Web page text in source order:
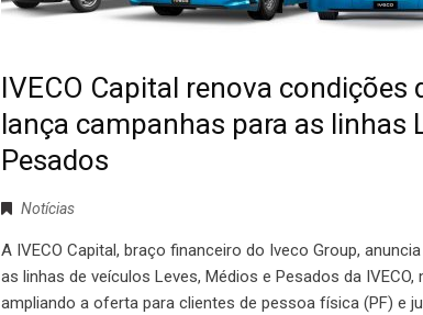
IVECO Capital renova condições
lança campanhas para as linhas
Pesados
Notícias
A IVECO Capital, braço financeiro do Iveco Group,
as linhas de veículos Leves, Médios e Pesados da
ampliando a oferta para clientes de pessoa física (PF) e